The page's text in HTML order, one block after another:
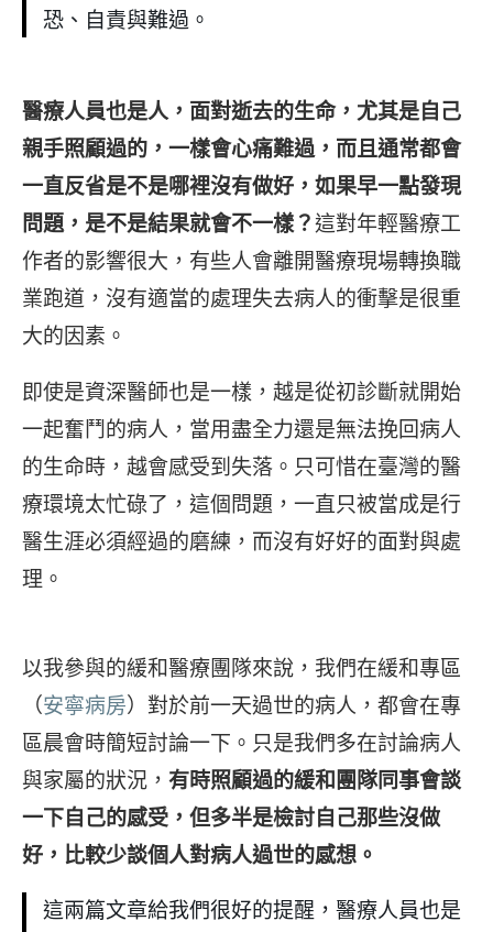
恐、自責與難過。
醫療人員也是人，面對逝去的生命，尤其是自己
親手照顧過的，一樣會心痛難過，而且通常都會
一直反省是不是哪裡沒有做好，如果早一點發現
問題，是不是結果就會不一樣？這對年輕醫療工
作者的影響很大，有些人會離開醫療現場轉換職
業跑道，沒有適當的處理失去病人的衝擊是很重
大的因素。
即使是資深醫師也是一樣，越是從初診斷就開始
一起奮鬥的病人，當用盡全力還是無法挽回病人
的生命時，越會感受到失落。只可惜在臺灣的醫
療環境太忙碌了，這個問題，一直只被當成是行
醫生涯必須經過的磨練，而沒有好好的面對與處
理。
以我參與的緩和醫療團隊來說，我們在緩和專區
（安寧病房）對於前一天過世的病人，都會在專
區晨會時簡短討論一下。只是我們多在討論病人
與家屬的狀況， 有時照顧過的緩和團隊同事會談
一下自己的感受，但多半是檢討自己那些沒做
好，比較少談個人對病人過世的感想。
這兩篇文章給我們很好的提醒，醫療人員也是